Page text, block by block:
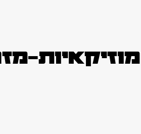
מוזיקאיות-